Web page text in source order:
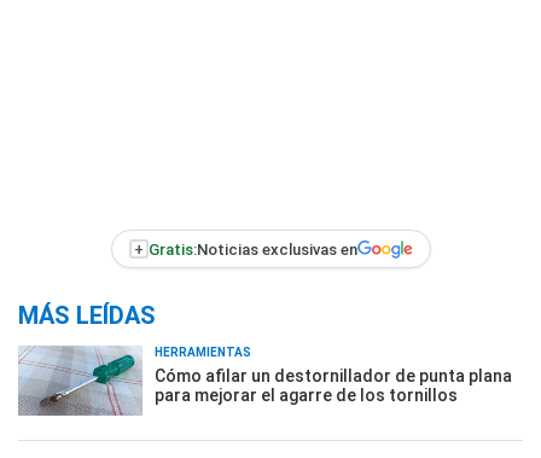
+ Gratis:Noticias exclusivas en
MÁS LEÍDAS
HERRAMIENTAS
Cómo afilar un destornillador de punta plana
para mejorar el agarre de los tornillos